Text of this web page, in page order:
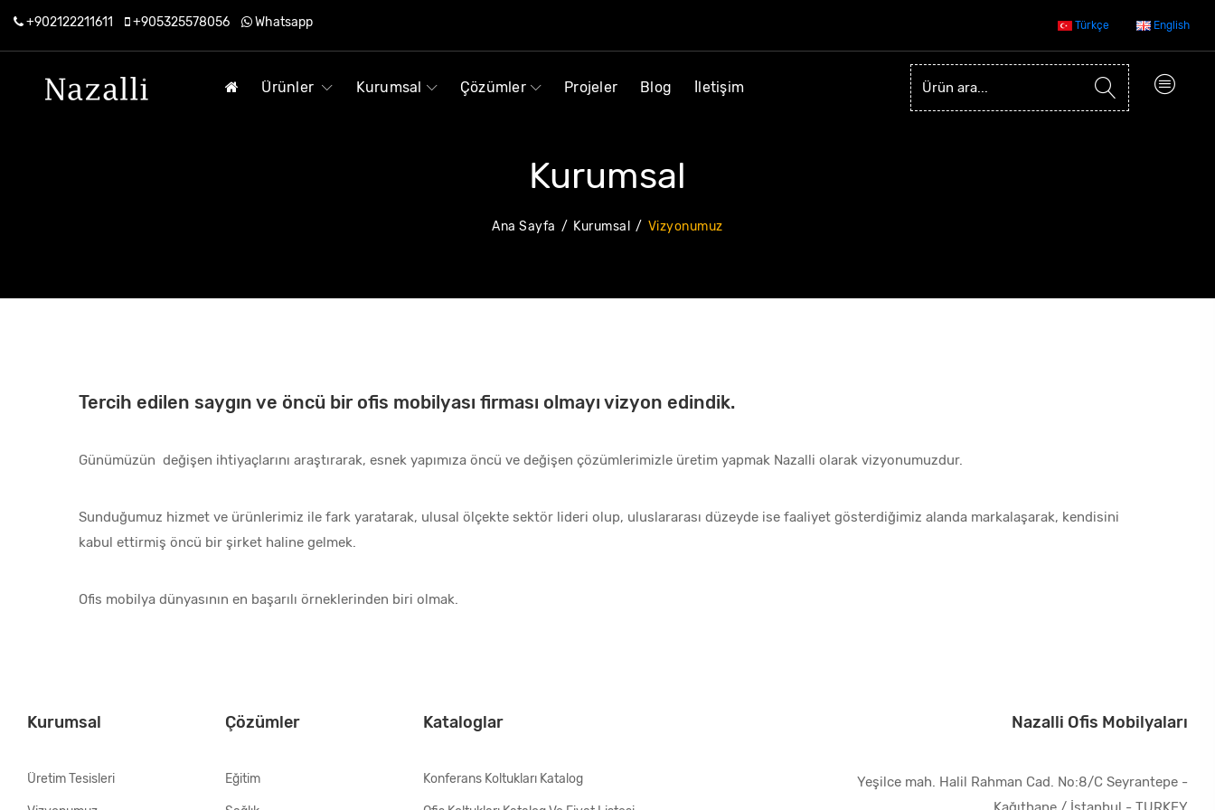
+902122211611 +905325578056 Whatsapp Türkçe English
Ürünler Kurumsal Çözümler Projeler Blog İletişim
Kurumsal
Ana Sayfa Kurumsal Vizyonumuz
Tercih edilen saygın ve öncü bir ofis mobilyası firması olmayı vizyon edindik.
Günümüzün değişen ihtiyaçlarını araştırarak, esnek yapımıza öncü ve değişen çözümlerimizle üretim yapmak Nazalli olarak vizyonumuzdur.
Sunduğumuz hizmet ve ürünlerimiz ile fark yaratarak, ulusal ölçekte sektör lideri olup, uluslararası düzeyde ise faaliyet gösterdiğimiz alanda markalaşarak, kendisini
kabul ettirmiş öncü bir şirket haline gelmek.
Ofis mobilya dünyasının en başarılı örneklerinden biri olmak.
Kurumsal
Üretim Tesisleri
Çözümler
Eğitim
Kataloglar
Konferans Koltukları Katalog
Nazalli Ofis Mobilyaları
Yeşilce mah. Halil Rahman Cad. No:8/C Seyrantepe -